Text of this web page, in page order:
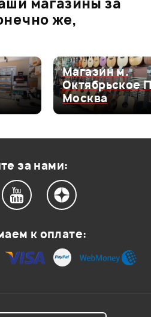
магазины за
же,
Магазин м.
Октябрьское
Москва
за нами:
к оплате: